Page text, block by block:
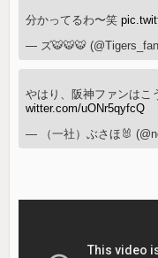
分かってるわ〜笑
— ズ🐯🐯🐯
やはり、阪神ファンはこ
witter.com/uONr5qyfcQ
— （一社）ぶさほ🐰